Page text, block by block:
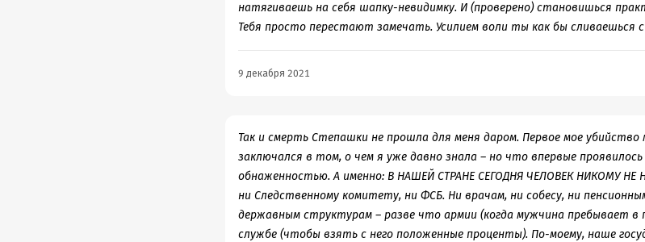
натягиваешь на себя шапку-невидимку. И (проверено) становишься
Тебя просто перестают замечать. Усилием воли ты как бы сливаешься с
9 декабря 2021
Так и смерть Степашки не прошла для меня даром. Первое мое убийство
заключался в том, о чем я уже давно знала – но что впервые
обнаженностью. А именно: В НАШЕЙ СТРАНЕ СЕГОДНЯ ЧЕЛОВЕК НИКОМУ НЕ
ни Следственному комитету, ни ФСБ. Ни врачам, ни собесу, ни
державным структурам – разве что армии (когда мужчина пребывает в
службе (чтобы взять с него положенные проценты). По-моему, наше